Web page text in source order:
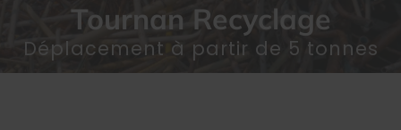
Tournan Recyclage
Déplacement à partir de 5 tonnes